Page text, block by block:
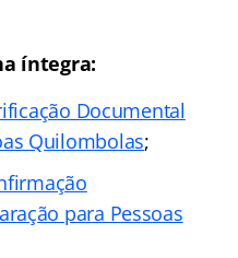
íntegra:
Documental
Quilombolas;
para Pessoas